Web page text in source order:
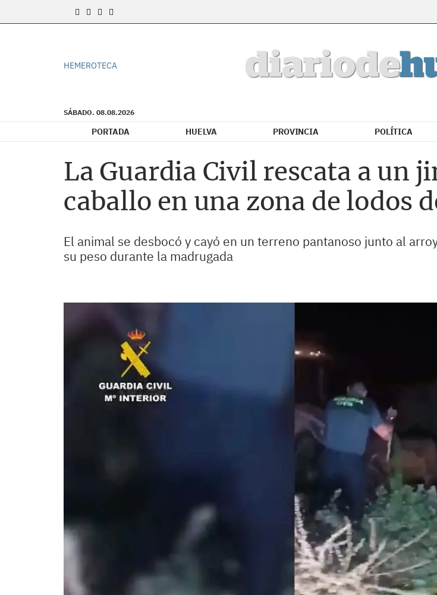
HEMEROTECA
SÁBADO. 08.08.2026
PORTADA HUELVA PROVINCIA POLÍTICA
La Guardia Civil rescata a un
caballo en una zona de lodos
El animal se desbocó y cayó en un terreno pantanoso junto al
su peso durante la madrugada